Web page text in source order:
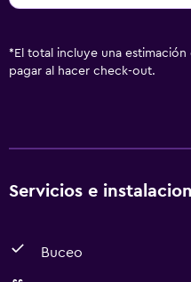
* El total incluye una
pagar al hacer check-out.
Servicios e
Buceo